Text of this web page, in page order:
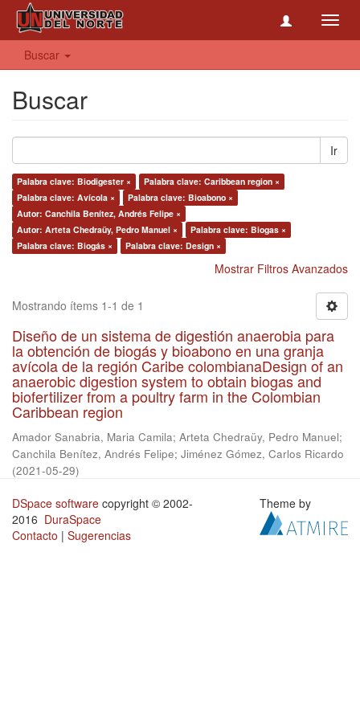
Buscar
Buscar
Ir
Palabra clave: Biodigester ×
Palabra clave: Caribbean region ×
Palabra clave: Avícola ×
Palabra clave: Bioabono ×
Autor: Canchila Benítez, Andrés Felipe ×
Autor: Arteta Chedraüy, Pedro Manuel ×
Palabra clave: Biogas ×
Palabra clave: Biogás ×
Palabra clave: Design ×
Mostrar Filtros Avanzados
Mostrando ítems 1-1 de 1
Diseño de un sistema de digestión anaerobia para
la obtención de biogás y bioabono en una granja
avícola de la región Caribe colombianaDesign of an
anaerobic digestion system to obtain biogas and
biofertilizer from a poultry farm in the Colombian
Caribbean region
Amador Sanabria, Maria Camila; Arteta Chedraüy, Pedro Manuel;
Canchila Benítez, Andrés Felipe; Jiménez Gómez, Carlos Ricardo
(2021-05-29)
DSpace software copyright © 2002-
2016 DuraSpace
Contacto | Sugerencias
Theme by